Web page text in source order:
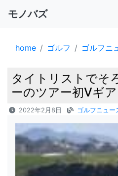
モノバズ
home ゴルフ ゴルフニ
タイトリストでそ
ーのツアー初Vギア
2022年2月8日 ゴルフニュー